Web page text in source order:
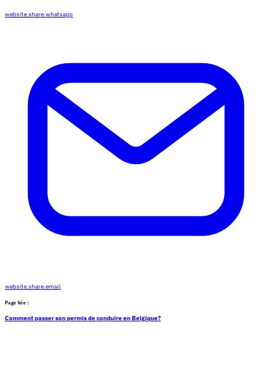
website.share.whatsapp
website.share.email
Page liée :
Comment passer son permis de conduire en Belgique?